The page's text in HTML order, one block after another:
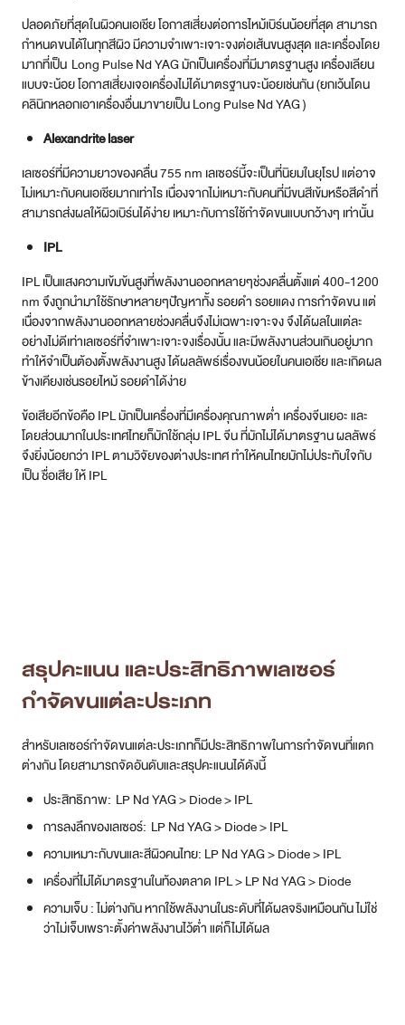
Alexandrite laser
เลเซอร์ที่มีความยาวของคลื่น 755 nm เลเซอร์นี้จะเป็นที่นิยมในยุโรป แต่อาจ
ไม่เหมาะกับคนเอเชียมากเท่าไร เนื่องจากไม่เหมาะกับคนที่มีขนสีเข้มหรือสีดำที่
สามารถส่งผลให้ผิวเบิร์นได้ง่าย เหมาะกับการใช้กำจัดขนแบบกว้างๆ เท่านั้น
IPL
IPL เป็นแสงความเข้มข้นสูงที่พลังงานออกหลายๆช่วงคลื่นตั้งแต่ 400-1200
nm จึงถูกนำมาใช้รักษาหลายๆปัญหาทั้ง รอยดำ รอยแดง การกำจัดขน แต่
เนื่องจากพลังงานออกหลายช่วงคลื่นจึงไม่เฉพาะเจาะจง จึงได้ผลในแต่ละ
อย่างไม่ดีเท่าเลเซอร์ที่จำเพาะเจาะจงเรื่องนั้น และมีพลังงานส่วนเกินอยู่มาก
ทำให้จำเป็นต้องตั้งพลังงานสูง ได้ผลลัพธ์เรื่องขนน้อยในคนเอเชีย และเกิดผล
ข้อเสียอีกข้อคือ IPL มักเป็นเครื่องที่มีเครื่องคุณภาพต่ำ เครื่องจีนเยอะ และ
โดยส่วนมากในประเทศไทยก็มักใช้กลุ่ม IPL จีน ที่มักไม่ได้มาตรฐาน ผลลัพธ์
จึงยิ่งน้อยกว่า IPL ตามวิจัยของต่างประเทศ ทำให้คนไทยมักไม่ประทับใจกับ
เป็น ชื่อเสีย ให้ IPL
สรุปคะแนน และประสิทธิภาพเลเซอร์
กำจัดขนแต่ละประเภท
ความเจ็บ : ไม่ต่างกัน หากใช้พลังงานในระดับที่ได้ผลจริงเหมือนกัน ไม่ใช่
ว่าไม่เจ็บเพราะตั้งค่าพลังงานไว้ต่ำ แต่ก็ไม่ได้ผล
ปัจจัยที่ทำให้เลเซอร์ได้ผล
เครื่องเลเซอร์
แนะนำ Long pulse NdYAG มากกว่าระบบอื่น และควรเป็น Long pulse
NdYAG ที่ได้รับมาตรฐาน USFDA เพราะไม่ใช่ทุกเครื่องที่จะได้มาตรฐานนี้
โปรดระวังการสับสน เพราะ YAG มีหลายประเภท หากเป็น Q-switch
NdYAG จะเอาไว้รักษาเม็ดสี หากนำมายิงขนจะทำให้ขนขาวชั่วคราว แต่ไม่
ช่วยกำจัดขน แต่หากเป็น Erbium YAG จะใช้รักษาหลุมสิว ผิวเรียบเนียน ไม่มี